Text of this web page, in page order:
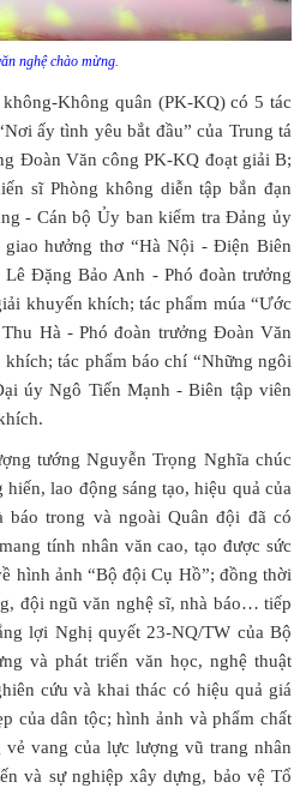
nghệ chào mừng.
Không quân (PK-KQ) có 5 tác
ấy tình yêu bắt đầu” của Trung tá
Đoàn Văn công PK-KQ đoạt giải B;
sĩ Phòng không diễn tập bắn đạn
- Cán bộ Ủy ban kiểm tra Đảng ủy
hưởng thơ “Hà Nội - Điện Biên
Đặng Bảo Anh - Phó đoàn trưởng
khuyến khích; tác phẩm múa “Ước
Hà - Phó đoàn trưởng Đoàn Văn
tác phẩm báo chí “Những ngôi
úy Ngô Tiến Mạnh - Biên tập viên
tướng Nguyễn Trọng Nghĩa chúc
lao động sáng tạo, hiệu quả của
báo trong và ngoài Quân đội đã có
tính nhân văn cao, tạo được sức
hình ảnh “Bộ đội Cụ Hồ”; đồng thời
đội ngũ văn nghệ sĩ, nhà báo… tiếp
lợi Nghị quyết 23-NQ/TW của Bộ
và phát triển văn học, nghệ thuật
cứu và khai thác có hiệu quả giá
của dân tộc; hình ảnh và phẩm chất
vang của lực lượng vũ trang nhân
và sự nghiệp xây dựng, bảo vệ Tổ